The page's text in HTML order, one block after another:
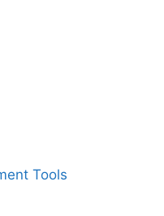
Tools